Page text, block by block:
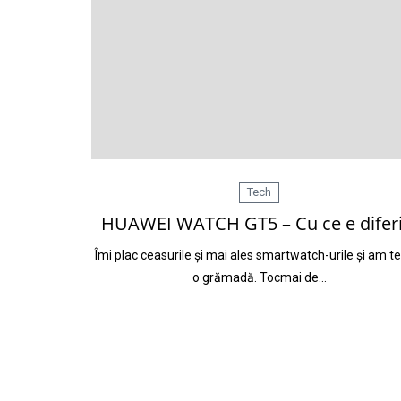
Tech
HUAWEI WATCH GT5 – Cu ce e
Îmi plac ceasurile și mai ales smartwatch-urile și am
o grămadă. Tocmai de…